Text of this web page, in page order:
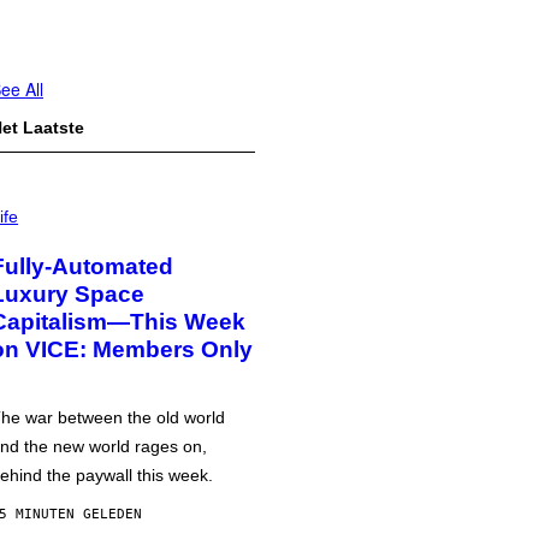
All
Laatste
Automated
Space
Week
VICE: Members Only
war between the old world
the new world rages on,
the paywall this week.
MINUTEN GELEDEN